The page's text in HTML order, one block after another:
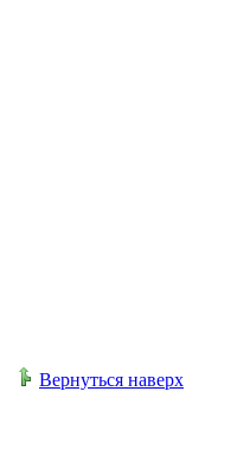
Вернуться наверх